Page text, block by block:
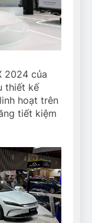
2024 của
thiết kế
hoạt trên
tiết kiệm